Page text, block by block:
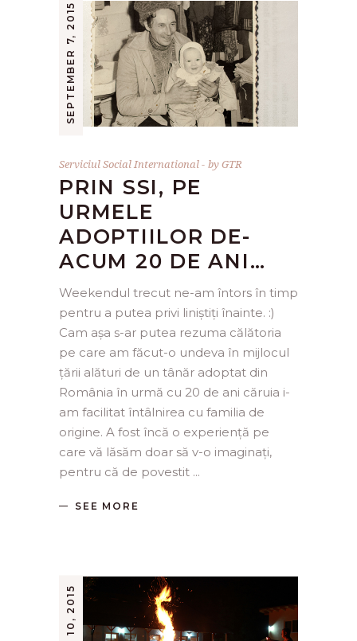
SEPTEMBER 7, 2015
Serviciul Social International byGTR
PRIN SSI, PE
URMELE
ADOPTIILOR DE-
ACUM 20 DE ANI…
Weekendul trecut ne-am întors în timp
pentru a putea privi liniștiți înainte. :)
Cam așa s-ar putea rezuma călătoria
pe care am făcut-o undeva în mijlocul
țării alături de un tânăr adoptat din
România în urmă cu 20 de ani căruia i-
am facilitat întâlnirea cu familia de
origine. A fost încă o experiență pe
care vă lăsăm doar să v-o imaginați,
pentru că de povestit
SEE MORE